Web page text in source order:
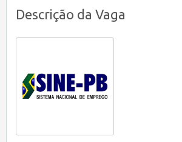
Descrição da Vaga